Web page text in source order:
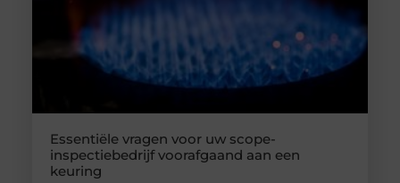
Essentiële vragen voor uw scope-
inspectiebedrijf voorafgaand aan een
keuring